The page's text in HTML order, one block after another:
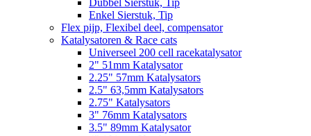
Dubbel Sierstuk, Tip
Enkel Sierstuk, Tip
Flex pijp, Flexibel deel, compensator
Katalysatoren & Race cats
Universeel 200 cell racekatalysator
2" 51mm Katalysator
2.25" 57mm Katalysators
2.5" 63,5mm Katalysators
2.75" Katalysators
3" 76mm Katalysators
3.5" 89mm Katalysator